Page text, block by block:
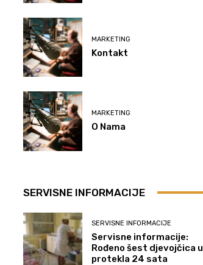
MARKETING
Kontakt
MARKETING
O Nama
SERVISNE INFORMACIJE
SERVISNE INFORMACIJE
Servisne informacije:
Rođeno šest djevojčica u
protekla 24 sata